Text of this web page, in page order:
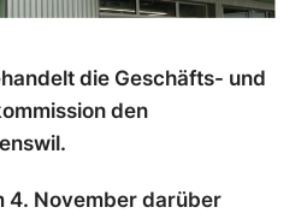
die Geschäfts- und
den
4. November darüber